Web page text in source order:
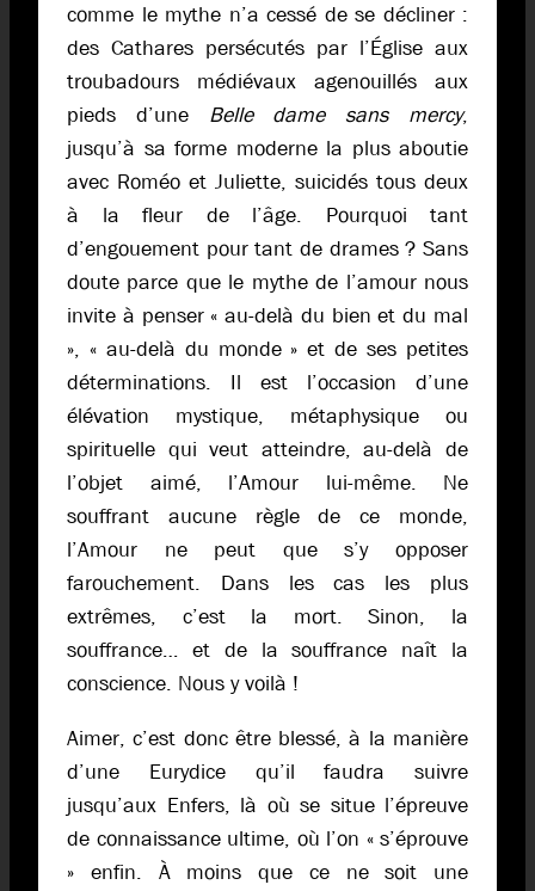
comme le mythe n’a cessé de se décliner :
des Cathares persécutés par l’Église aux
troubadours médiévaux agenouillés aux
pieds d’une Belle dame sans mercy,
jusqu’à sa forme moderne la plus aboutie
avec Roméo et Juliette, suicidés tous deux
à la fleur de l’âge. Pourquoi tant
d’engouement pour tant de drames ? Sans
doute parce que le mythe de l’amour nous
invite à penser « au-delà du bien et du mal
», « au-delà du monde » et de ses petites
déterminations. Il est l’occasion d’une
élévation mystique, métaphysique ou
spirituelle qui veut atteindre, au-delà de
l’objet aimé, l’Amour lui-même. Ne
souffrant aucune règle de ce monde,
l’Amour ne peut que s’y opposer
farouchement. Dans les cas les plus
extrêmes, c’est la mort. Sinon, la
souffrance… et de la souffrance naît la
conscience. Nous y voilà !
Aimer, c’est donc être blessé, à la manière
d’une Eurydice qu’il faudra suivre
jusqu’aux Enfers, là où se situe l’épreuve
de connaissance ultime, où l’on « s’éprouve
» enfin. À moins que ce ne soit une